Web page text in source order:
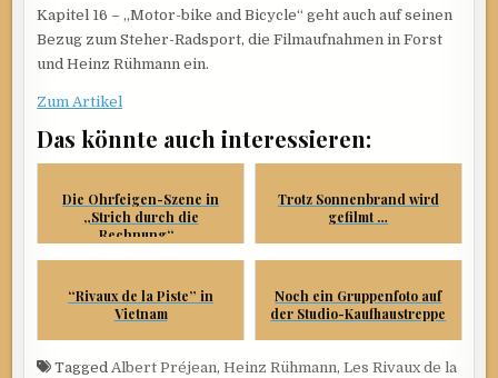
Kapitel 16 – „Motor-bike and Bicycle“ geht auch auf seinen
Bezug zum Steher-Radsport, die Filmaufnahmen in Forst
und Heinz Rühmann ein.
Zum Artikel
Das könnte auch interessieren:
Die Ohrfeigen-Szene in
„Strich durch die
Rechnung“...
Trotz Sonnenbrand wird
gefilmt …
“Rivaux de la Piste” in
Vietnam
Noch ein Gruppenfoto auf
der Studio-Kaufhaustreppe
TaggedAlbert Préjean,Heinz Rühmann,Les Rivaux de la